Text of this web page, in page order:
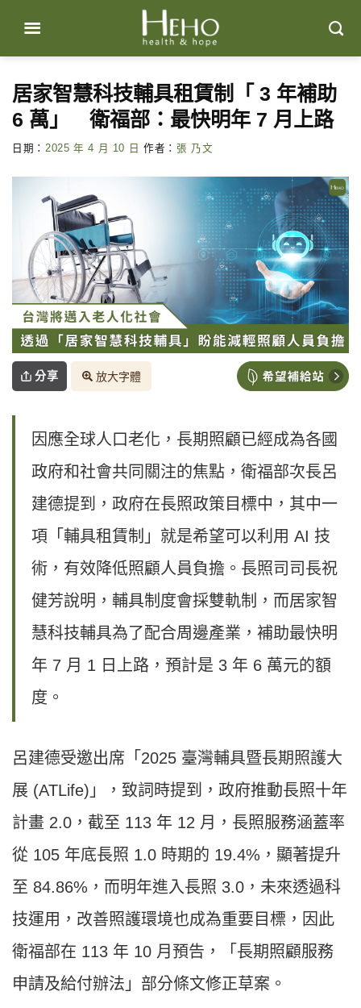
content
居家智慧科技輔具租賃制「 3 年補助
6 萬」 衛福部：最快明年 7 月上路
日期： 2025 年 4 月 10 日 作者： 張 乃文
分享 放大字體
因應全球人口老化，長期照顧已經成為各國
政府和社會共同關注的焦點，衛福部次長呂
建德提到，政府在長照政策目標中，其中一
項「輔具租賃制」就是希望可以利用 AI 技
術，有效降低照顧人員負擔。長照司司長祝
健芳說明，輔具制度會採雙軌制，而居家智
慧科技輔具為了配合周邊產業，補助最快明
年 7 月 1 日上路，預計是 3 年 6 萬元的額
度。
呂建德受邀出席「2025 臺灣輔具暨長期照護大
展 (ATLife)」，致詞時提到，政府推動長照十年
計畫 2.0，截至 113 年 12 月，長照服務涵蓋率
從 105 年底長照 1.0 時期的 19.4%，顯著提升
至 84.86%，而明年進入長照 3.0，未來透過科
技運用，改善照護環境也成為重要目標，因此
衛福部在 113 年 10 月預告，「長期照顧服務
申請及給付辦法」部分條文修正草案。